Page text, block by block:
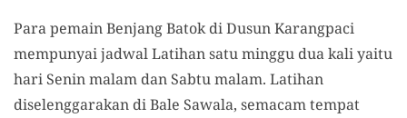
Para pemain Benjang Batok di Dusun Karangpaci
mempunyai jadwal Latihan satu minggu dua kali yaitu
hari Senin malam dan Sabtu malam. Latihan
diselenggarakan di Bale Sawala, semacam tempat